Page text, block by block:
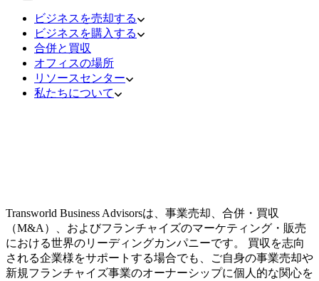
ビジネスを売却する
ビジネスを購入する
合併と買収
オフィスの場所
リソースセンター
私たちについて
Transworld Business Advisorsは、事業売却、合併・買収
（M&A）、およびフランチャイズのマーケティング・販売
における世界のリーディングカンパニーです。 買収を志向
される企業様をサポートする場合でも、ご自身の事業売却や
新規フランチャイズ事業のオーナーシップに個人的な関心を